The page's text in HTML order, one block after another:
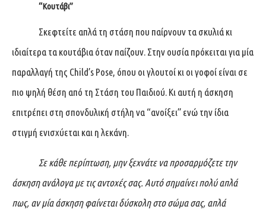
“Κουτάβι”
Σκεφτείτε απλά τη στάση που παίρνουν τα σκυλιά κι
ιδιαίτερα τα κουτάβια όταν παίζουν. Στην ουσία πρόκειται για μία
παραλλαγή της Child’s Pose, όπου οι γλουτοί κι οι γοφοί είναι σε
πιο ψηλή θέση από τη Στάση του Παιδιού. Κι αυτή η άσκηση
επιτρέπει στη σπονδυλική στήλη να “ανοίξει” ενώ την ίδια
στιγμή ενισχύεται και η λεκάνη.
Σε κάθε περίπτωση, μην ξεχνάτε να προσαρμόζετε την
άσκηση ανάλογα με τις αντοχές σας. Αυτό σημαίνει πολύ απλά
πως, αν μία άσκηση φαίνεται δύσκολη στο σώμα σας, απλά